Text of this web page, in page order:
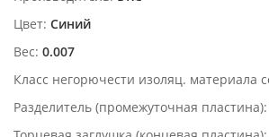
Цвет: Синий
Вес: 0.007
Класс негорючести изоляц. материала
Разделитель (промежуточная пластина):